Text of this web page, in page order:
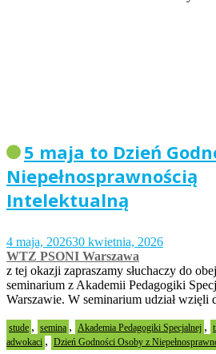
5 maja to Dzień
Niepełnosprawnością
Intelektualną
4 maja, 202630 kwietnia, 2026
WTZ PSONI Warszawa
z tej okazji zapraszamy słuchaczy do
seminarium z Akademii Pedagogiki
Warszawie. W seminarium udział
stude , semina , Akademia Pedagogiki Specjalnej ,
adwokaci , Dzień Godności Osoby z